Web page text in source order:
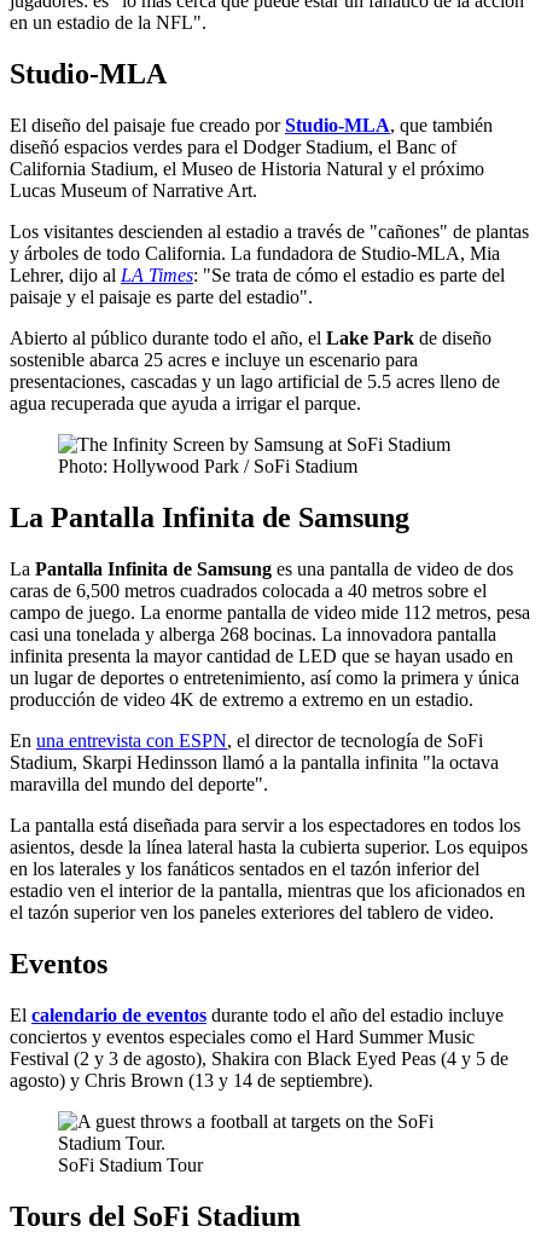
en un estadio de la NFL".
Studio-MLA
El diseño del paisaje fue creado porStudio-MLA, que también
diseñó espacios verdes para el Dodger Stadium, el Banc of
California Stadium, el Museo de Historia Natural y el próximo
Lucas Museum of Narrative Art.
Los visitantes descienden al estadio a través de "cañones" de plantas
y árboles de todo California. La fundadora de Studio-MLA, Mia
Lehrer, dijo al LA Times: "Se trata de cómo el estadio es parte del
paisaje y el paisaje es parte del estadio".
Abierto al público durante todo el año, el Lake Park de diseño
sostenible abarca 25 acres e incluye un escenario para
presentaciones, cascadas y un lago artificial de 5.5 acres lleno de
agua recuperada que ayuda a irrigar el parque.
Photo: Hollywood Park / SoFi Stadium
La Pantalla Infinita de Samsung
La Pantalla Infinita de Samsung es una pantalla de video de dos
caras de 6,500 metros cuadrados colocada a 40 metros sobre el
campo de juego. La enorme pantalla de video mide 112 metros, pesa
casi una tonelada y alberga 268 bocinas. La innovadora pantalla
infinita presenta la mayor cantidad de LED que se hayan usado en
un lugar de deportes o entretenimiento, así como la primera y única
producción de video 4K de extremo a extremo en un estadio.
En una entrevista con ESPN, el director de tecnología de SoFi
Stadium, Skarpi Hedinsson llamó a la pantalla infinita "la octava
maravilla del mundo del deporte".
La pantalla está diseñada para servir a los espectadores en todos los
asientos, desde la línea lateral hasta la cubierta superior. Los equipos
en los laterales y los fanáticos sentados en el tazón inferior del
estadio ven el interior de la pantalla, mientras que los aficionados en
el tazón superior ven los paneles exteriores del tablero de video.
Eventos
El calendario de eventos durante todo el año del estadio incluye
conciertos y eventos especiales como el Hard Summer Music
Festival (2 y 3 de agosto), Shakira con Black Eyed Peas (4 y 5 de
agosto) y Chris Brown (13 y 14 de septiembre).
SoFi Stadium Tour
Tours del SoFi Stadium